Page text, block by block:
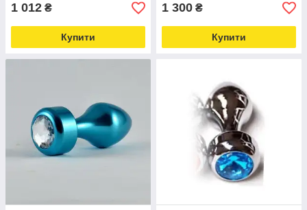
1 012 ₴
Купити
1 300 ₴
Купити